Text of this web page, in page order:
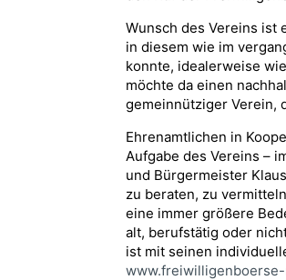
Wunsch des Vereins ist
in diesem wie im
konnte, idealerweise
möchte da einen
gemeinnütziger Verein,
Ehrenamtlichen in
Aufgabe des Vereins –
und Bürgermeister
zu beraten, zu
eine immer größere
alt, berufstätig oder
ist mit seinen